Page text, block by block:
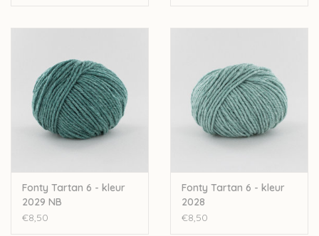
Let op: de kleur op beeld kan afwijken van de werkelijke kleur.
Fonty Tartan 6 - kleur
2029 NB
€8,50
Fonty Tartan 6 - kleur
2028
€8,50